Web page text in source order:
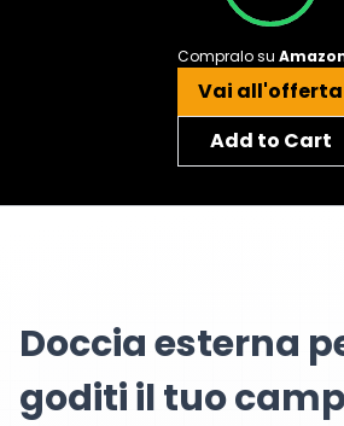
Compralo su
Vai all'offerta
Add to Cart
Doccia esterna
goditi il tuo